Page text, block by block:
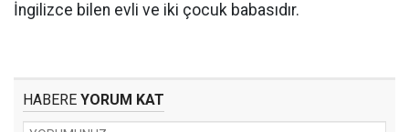
İngilizce bilen evli ve iki çocuk babasıdır.
HABERE YORUM KAT